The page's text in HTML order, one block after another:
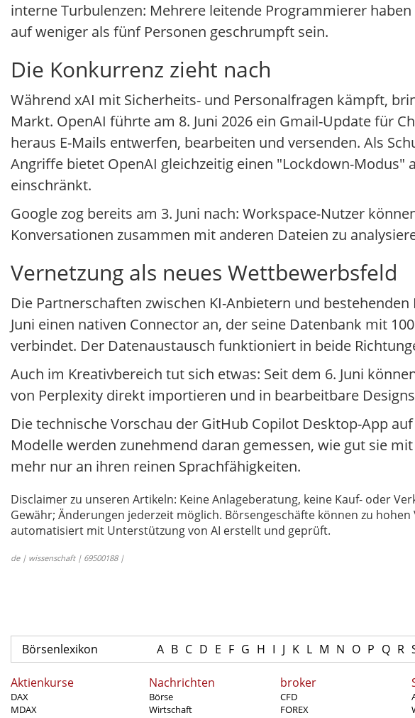
interne Turbulenzen: Mehrere leitende Programmierer
auf weniger als fünf Personen geschrumpft sein.
Die Konkurrenz zieht nach
Während xAI mit Sicherheits- und Personalfragen kämpft,
Markt. OpenAI führte am 8. Juni 2026 ein Gmail-Update für
heraus E-Mails entwerfen, bearbeiten und versenden. Als
Angriffe bietet OpenAI gleichzeitig einen "Lockdown-
einschränkt.
Google zog bereits am 3. Juni nach: Workspace-Nutzer
Konversationen zusammen mit anderen Dateien zu
Vernetzung als neues Wettbewerbsfeld
Die Partnerschaften zwischen KI-Anbietern und
Juni einen nativen Connector an, der seine Datenbank mit
verbindet. Der Datenaustausch funktioniert in beide
Auch im Kreativbereich tut sich etwas: Seit dem 6. Juni
von Perplexity direkt importieren und in bearbeitbare
Die technische Vorschau der GitHub Copilot Desktop-App
Modelle werden zunehmend daran gemessen, wie gut sie
mehr nur an ihren reinen Sprachfähigkeiten.
Disclaimer zu unseren Artikeln: Keine Anlageberatung, keine Kauf- oder
Gewähr; Änderungen jederzeit möglich. Börsengeschäfte können zu
automatisiert mit Unterstützung von AI erstellt und geprüft.
de | wissenschaft | 69500188 |
Börsenlexikon A B C D E F G H I J K L M N O P Q R
Aktienkurse
DAX
MDAX
Nachrichten
Börse
Wirtschaft
broker
CFD
FOREX